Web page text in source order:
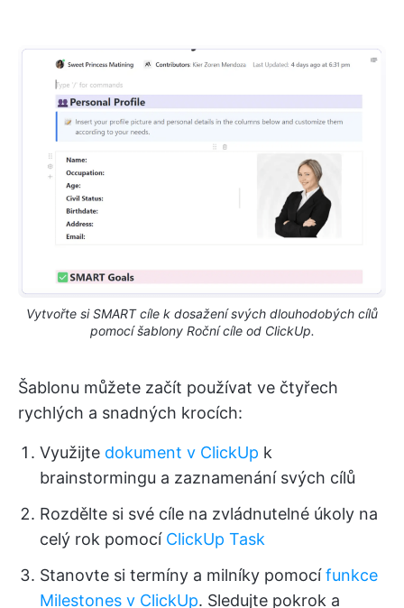
Vytvořte si SMART cíle k dosažení svých dlouhodobých cílů
pomocí šablony Roční cíle od ClickUp.
Šablonu můžete začít používat ve čtyřech
rychlých a snadných krocích:
Využijte dokument v ClickUp k
brainstormingu a zaznamenání svých cílů
Rozdělte si své cíle na zvládnutelné úkoly na
celý rok pomocí ClickUp Task
Stanovte si termíny a milníky pomocífunkce
Milestones v ClickUp. Sledujte pokrok a